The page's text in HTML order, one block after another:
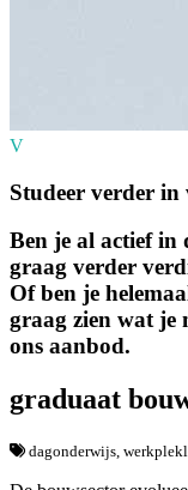
V
Studeer verder in
Ben je al actief in
graag verder
Of ben je
graag zien wat
ons aanbod.
graduaat
dagonderwijs,